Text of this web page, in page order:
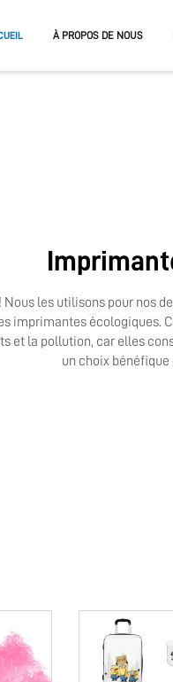
À PROPOS DE NOUS
Nous les utilisons pour nos
imprimantes écologiques.
et la pollution, car elles
un choix